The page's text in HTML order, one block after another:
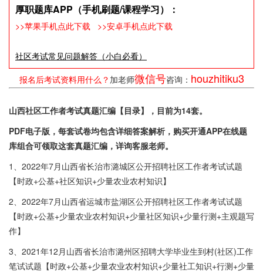
厚职题库APP（手机刷题/课程学习）：
>>苹果手机点此下载 >>安卓手机点此下载
社区考试常见问题解答（小白必看）
报名后考试资料用什么？ 加老师微信号咨询： houzhitiku3
山西社区工作者考试真题汇编【目录】，目前为14套。
PDF电子版，每套试卷均包含详细答案解析，购买开通APP在线题
库组合可领取这套真题汇编，详询客服老师。
1、2022年7月山西省长治市潞城区公开招聘社区工作者考试试题
【时政+公基+社区知识+少量农业农村知识】
2、2022年7月山西省运城市盐湖区公开招聘社区工作者考试试题
【时政+公基+少量农业农村知识+少量社区知识+少量行测+主观题写
作】
3、2021年12月山西省长治市潞州区招聘大学毕业生到村(社区)工作
笔试试题【时政+公基+少量农业农村知识+少量社工知识+行测+少量